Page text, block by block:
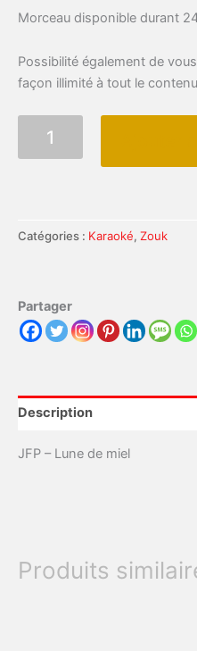
Morceau disponible durant
Possibilité également de
façon illimité à tout le
JFP
miel
(karaoké)
Catégories : Karaoké, Zouk
Partager
Description
JFP – Lune de miel
Produits